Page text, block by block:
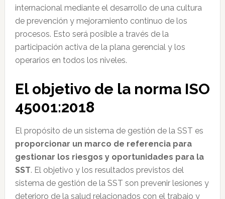
internacional mediante el desarrollo de una cultura
de prevención y mejoramiento continuo de los
procesos. Esto será posible a través de la
participación activa de la plana gerencial y los
operarios en todos los niveles.
El objetivo de la norma ISO
45001:2018
El propósito de un sistema de gestión de la SST es
proporcionar un marco de referencia para
gestionar los riesgos y oportunidades para la
SST. El objetivo y los resultados previstos del
sistema de gestión de la SST son prevenir lesiones y
deterioro de la salud relacionados con el trabajo y